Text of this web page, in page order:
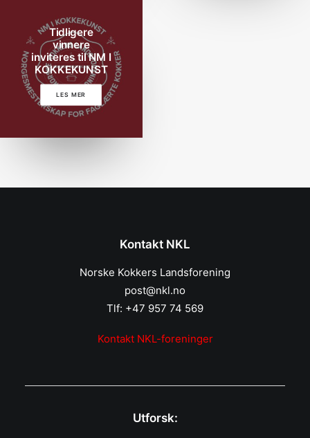
Tidligere
vinnere
inviteres til NM I
KOKKEKUNST
LES MER
Kontakt NKL
Norske Kokkers Landsforening
post@nkl.no
Tlf: +47 957 74 569
Kontakt NKL-foreninger
Utforsk: